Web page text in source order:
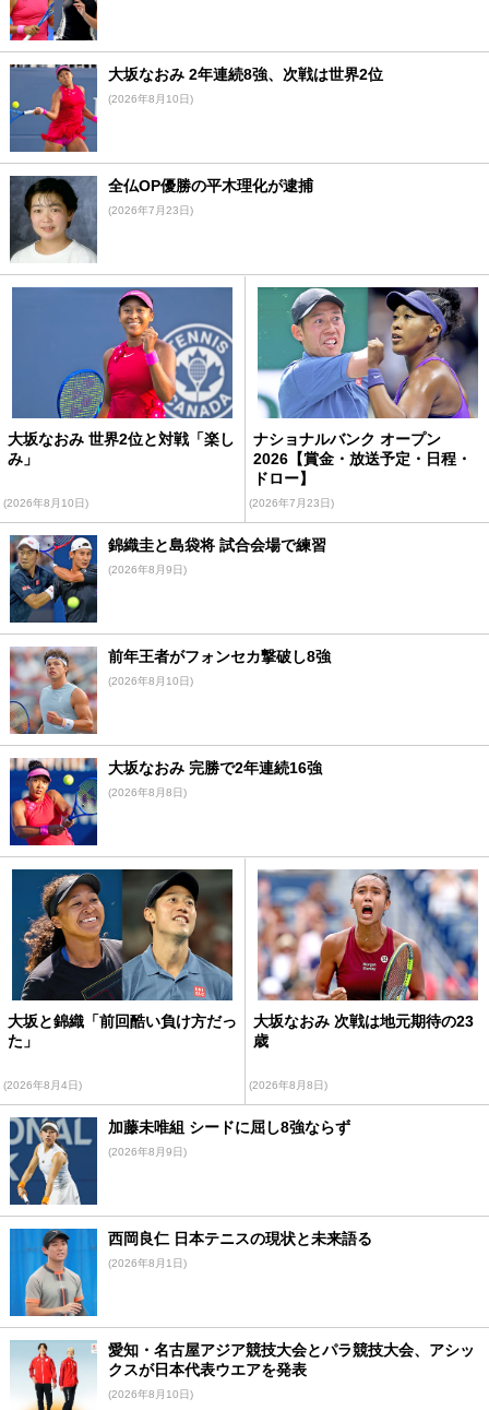
大坂なおみ 2年連続8強、次戦は世界2位
(2026年8月10日)
全仏OP優勝の平木理化が逮捕
(2026年7月23日)
大坂なおみ 世界2位と対戦「楽し
み」
(2026年8月10日)
ナショナルバンク オープン
2026【賞金・放送予定・日程・
ドロー】
(2026年7月23日)
錦織圭と島袋将 試合会場で練習
(2026年8月9日)
前年王者がフォンセカ撃破し8強
(2026年8月10日)
大坂なおみ 完勝で2年連続16強
(2026年8月8日)
大坂と錦織「前回酷い負け方だっ
た」
(2026年8月4日)
大坂なおみ 次戦は地元期待の23
歳
(2026年8月8日)
加藤未唯組 シードに屈し8強ならず
(2026年8月9日)
西岡良仁 日本テニスの現状と未来語る
(2026年8月1日)
愛知・名古屋アジア競技大会とパラ競技大会、アシッ
クスが日本代表ウエアを発表
(2026年8月10日)